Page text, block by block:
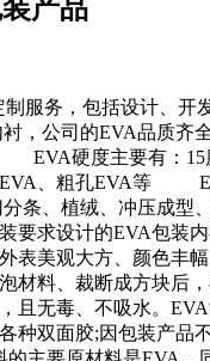
产品
服务，包括设计、
，公司的EVA品质
硬度主要有：15
EVA、粗孔EVA等
、植绒、冲压成型
要求设计的EVA包
表美观大方、颜色
材料、裁断成方块后
且无毒、不吸水。
种双面胶;因包装产